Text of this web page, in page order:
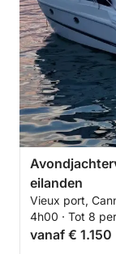
eilanden
Vieux port,
4h00 · Tot 8
vanaf € 1.150